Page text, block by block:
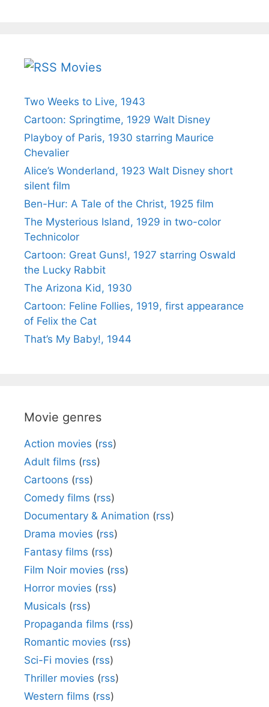
Movies
Two Weeks to Live, 1943
Cartoon: Springtime, 1929 Walt Disney
Playboy of Paris, 1930 starring Maurice
Chevalier
Alice’s Wonderland, 1923 Walt Disney short
silent film
Ben-Hur: A Tale of the Christ, 1925 film
The Mysterious Island, 1929 in two-color
Technicolor
Cartoon: Great Guns!, 1927 starring Oswald
the Lucky Rabbit
The Arizona Kid, 1930
Cartoon: Feline Follies, 1919, first appearance
of Felix the Cat
That’s My Baby!, 1944
Movie genres
Action movies (rss)
Adult films (rss)
Cartoons (rss)
Comedy films (rss)
Documentary & Animation (rss)
Drama movies (rss)
Fantasy films (rss)
Film Noir movies (rss)
Horror movies (rss)
Musicals (rss)
Propaganda films (rss)
Romantic movies (rss)
Sci-Fi movies (rss)
Thriller movies (rss)
Western films (rss)